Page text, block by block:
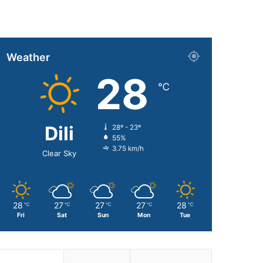
Weather
Dili
Clear Sky
28 ℃
28º - 23º
55%
3.75 km/h
28 ℃
Fri
27 ℃
Sat
27 ℃
Sun
27 ℃
Mon
28 ℃
Tue